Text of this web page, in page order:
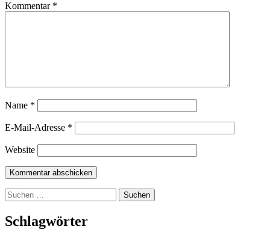
Kommentar *
Name *
E-Mail-Adresse *
Website
Suchen
nach:
Schlagwörter